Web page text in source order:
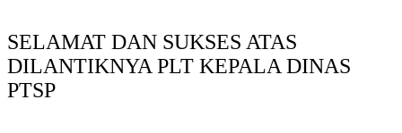
SELAMAT DAN SUKSES ATAS
DILANTIKNYA PLT KEPALA DINAS
PTSP